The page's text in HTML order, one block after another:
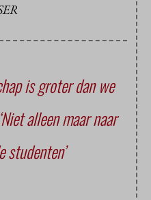
is groter dan we
alleen maar naar
studenten’